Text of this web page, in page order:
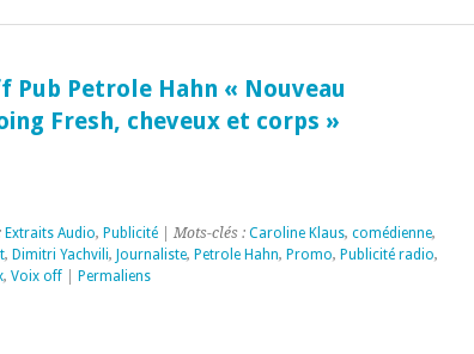
Pub Petrole Hahn « Nouveau
Fresh, cheveux et corps »
Extraits Audio, Publicité| Mots-clés : Caroline Klaus, comédienne,
, Dimitri Yachvili, Journaliste, Petrole Hahn, Promo, Publicité radio,
, Voix off| Permaliens